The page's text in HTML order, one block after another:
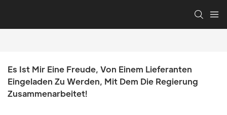
Es Ist Mir Eine Freude, Von Einem Lieferanten
Eingeladen Zu Werden, Mit Dem Die Regierung
Zusammenarbeitet!